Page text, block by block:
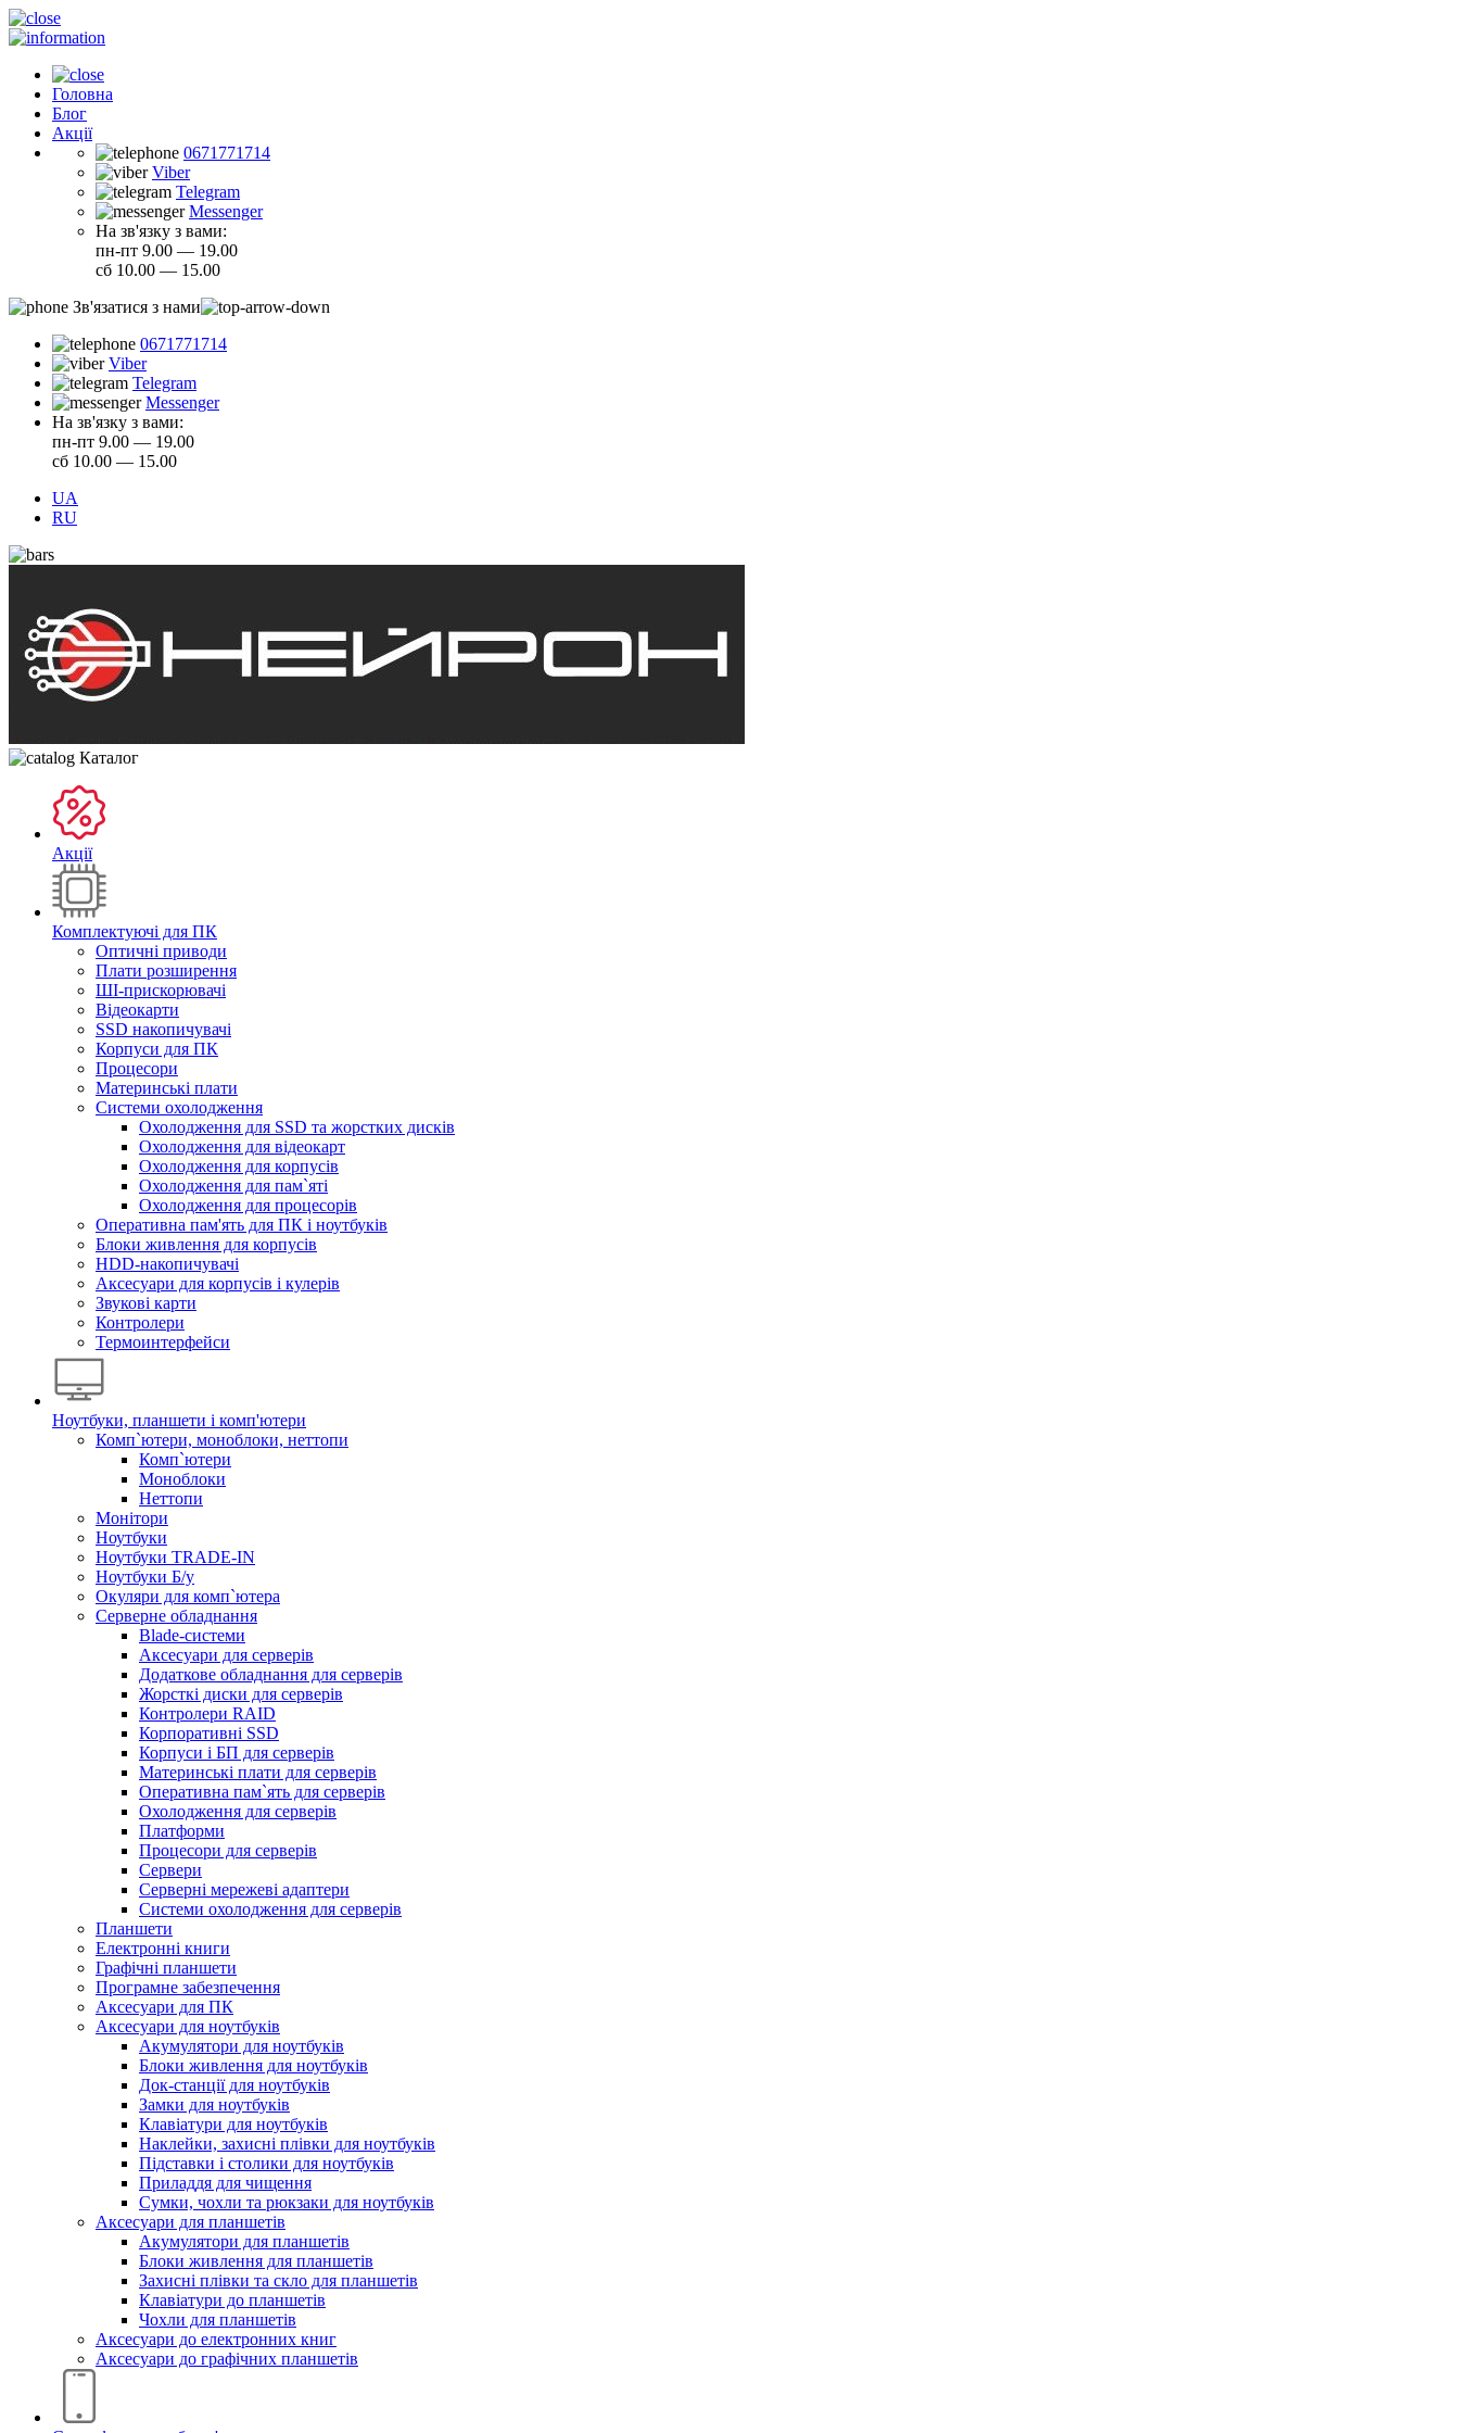
Головна
Блог
Акції
0671771714
Viber
Telegram
Messenger
На зв'язку з вами:
пн-пт 9.00 — 19.00
сб 10.00 — 15.00
Зв'язатися з нами
0671771714
Viber
Telegram
Messenger
На зв'язку з вами:
пн-пт 9.00 — 19.00
сб 10.00 — 15.00
UA
RU
Каталог
Акції
Комплектуючі для ПК
Оптичні приводи
Плати розширення
ШІ-прискорювачі
Відеокарти
SSD накопичувачі
Корпуси для ПК
Процесори
Материнські плати
Системи охолодження
Охолодження для SSD та жорстких дисків
Охолодження для відеокарт
Охолодження для корпусів
Охолодження для пам`яті
Охолодження для процесорів
Оперативна пам'ять для ПК і ноутбуків
Блоки живлення для корпусів
HDD-накопичувачі
Аксесуари для корпусів і кулерів
Звукові карти
Контролери
Термоинтерфейси
Ноутбуки, планшети і комп'ютери
Комп`ютери, моноблоки, неттопи
Комп`ютери
Моноблоки
Неттопи
Монітори
Ноутбуки
Ноутбуки TRADE-IN
Ноутбуки Б/у
Окуляри для комп`ютера
Серверне обладнання
Blade-системи
Аксесуари для серверів
Додаткове обладнання для серверів
Жорсткі диски для серверів
Контролери RAID
Корпоративні SSD
Корпуси і БП для серверів
Материнські плати для серверів
Оперативна пам`ять для серверів
Охолодження для серверів
Платформи
Процесори для серверів
Сервери
Серверні мережеві адаптери
Системи охолодження для серверів
Планшети
Електронні книги
Графічні планшети
Програмне забезпечення
Аксесуари для ПК
Аксесуари для ноутбуків
Акумулятори для ноутбуків
Блоки живлення для ноутбуків
Док-станції для ноутбуків
Замки для ноутбуків
Клавіатури для ноутбуків
Наклейки, захисні плівки для ноутбуків
Підставки і столики для ноутбуків
Приладдя для чищення
Сумки, чохли та рюкзаки для ноутбуків
Аксесуари для планшетів
Акумулятори для планшетів
Блоки живлення для планшетів
Захисні плівки та скло для планшетів
Клавіатури до планшетів
Чохли для планшетів
Аксесуари до електронних книг
Аксесуари дo графічних планшетів